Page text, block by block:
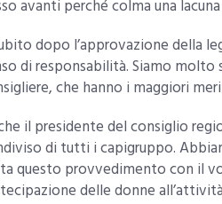
avanti perché colma una
dopo l’approvazione della
di responsabilità. Siamo
che hanno i maggiori
il presidente del consiglio
di tutti i capigruppo.
questo provvedimento con il
delle donne